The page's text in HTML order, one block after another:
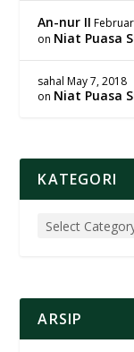
An-nur II
on Niat Puasa
sahal May 7, 2018
on Niat Puasa
KATEGORI
ARSIP